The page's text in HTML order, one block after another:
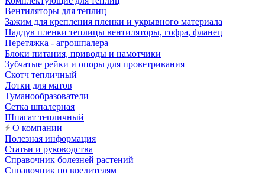
Вентиляторы для теплиц
Зажим для крепления пленки и укрывного материала
Наддув пленки теплицы вентиляторы, гофра, фланец
Перетяжка - агрошпалера
Блоки питания, приводы и намотчики
Зубчатые рейки и опоры для проветривания
Скотч тепличный
Лотки для матов
Туманообразователи
Сетка шпалерная
Шпагат тепличный
О компании
Полезная информация
Статьи и руководства
Справочник болезней растений
Справочник по вредителям